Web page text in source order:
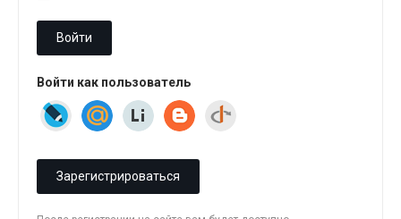
Войти
Войти как пользователь
Зарегистрироваться